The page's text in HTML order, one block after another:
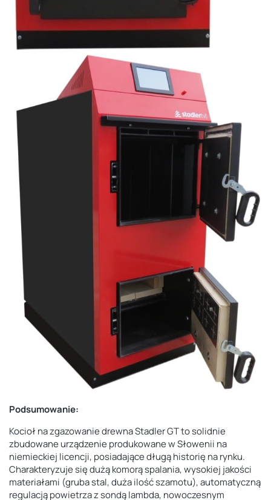
Podsumowanie:
Kocioł na zgazowanie drewna Stadler GT to solidnie
zbudowane urządzenie produkowane w Słowenii na
niemieckiej licencji, posiadające długą historię na rynku.
Charakteryzuje się dużą komorą spalania, wysokiej jakości
materiałami (gruba stal, duża ilość szamotu), automatyczną
regulacją powietrza z sondą lambda, nowoczesnym